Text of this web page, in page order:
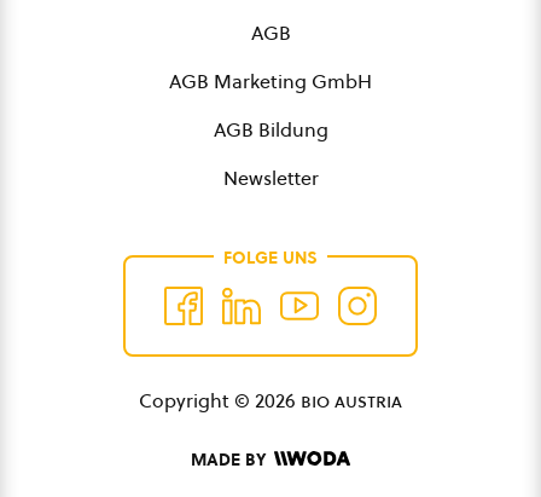
AGB
AGB Marketing GmbH
AGB Bildung
Newsletter
FOLGE UNS
Copyright © 2026 bio austria
MADE BY